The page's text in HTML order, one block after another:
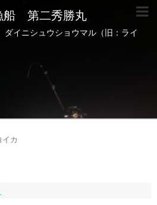
船 第二秀勝丸
イニシュウショウマル（旧：ライ
イカ